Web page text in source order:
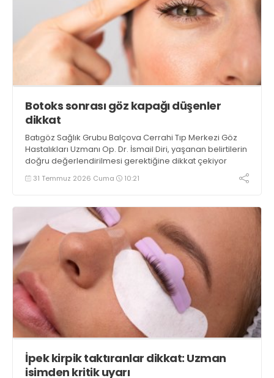
Botoks sonrası göz kapağı düşenler
dikkat
Batıgöz Sağlık Grubu Balçova Cerrahi Tıp Merkezi Göz
Hastalıkları Uzmanı Op. Dr. İsmail Diri, yaşanan belirtilerin
doğru değerlendirilmesi gerektiğine dikkat çekiyor
31 Temmuz 2026 Cuma 10:21
İpek kirpik taktıranlar dikkat: Uzman
isimden kritik uyarı